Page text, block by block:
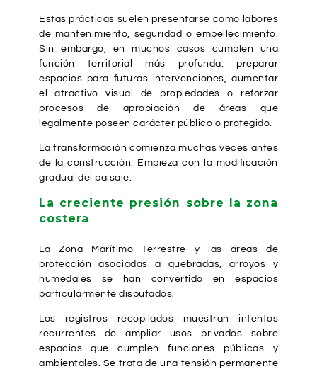
Estas prácticas suelen presentarse como labores
de mantenimiento, seguridad o embellecimiento.
Sin embargo, en muchos casos cumplen una
función territorial más profunda: preparar
espacios para futuras intervenciones, aumentar
el atractivo visual de propiedades o reforzar
procesos de apropiación de áreas que
legalmente poseen carácter público o protegido.
La transformación comienza muchas veces antes
de la construcción. Empieza con la modificación
gradual del paisaje.
La creciente presión sobre la zona
costera
La Zona Marítimo Terrestre y las áreas de
protección asociadas a quebradas, arroyos y
humedales se han convertido en espacios
particularmente disputados.
Los registros recopilados muestran intentos
recurrentes de ampliar usos privados sobre
espacios que cumplen funciones públicas y
ambientales. Se trata de una tensión permanente